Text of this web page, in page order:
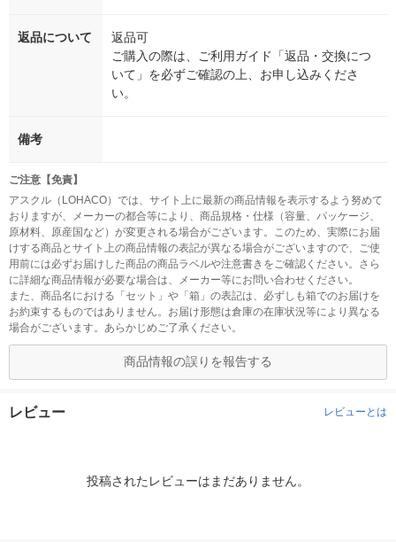
返品について
返品可
ご購入の際は、ご利用ガイド「返品・交換につ
いて」を必ずご確認の上、お申し込みくださ
い。
備考
ご注意【免責】
アスクル（LOHACO）では、サイト上に最新の商品情報を表示するよう努めて
おりますが、メーカーの都合等により、商品規格・仕様（容量、パッケージ、
原材料、原産国など）が変更される場合がございます。このため、実際にお届
けする商品とサイト上の商品情報の表記が異なる場合がございますので、ご使
用前には必ずお届けした商品の商品ラベルや注意書きをご確認ください。さら
に詳細な商品情報が必要な場合は、メーカー等にお問い合わせください。
また、商品名における「セット」や「箱」の表記は、必ずしも箱でのお届けを
お約束するものではありません。お届け形態は倉庫の在庫状況等により異なる
場合がございます。あらかじめご了承ください。
商品情報の誤りを報告する
レビュー レビューとは
投稿されたレビューはまだありません。